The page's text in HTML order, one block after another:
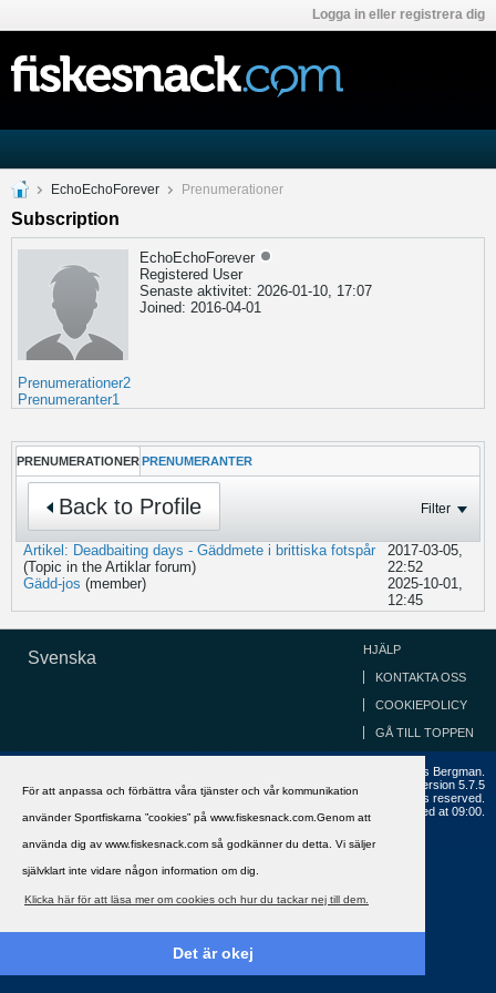
För att anpassa och förbättra våra tjänster och vår kommunikation
använder Sportfiskarna ”cookies” på www.fiskesnack.com.Genom att
använda dig av www.fiskesnack.com så godkänner du detta. Vi säljer
självklart inte vidare någon information om dig.
Klicka här för att läsa mer om cookies och hur du tackar nej till dem.
Det är okej
Logga in eller registrera dig
EchoEchoForever Prenumerationer
Subscription
EchoEchoForever
Registered User
Senaste aktivitet: 2026-01-10, 17:07
Joined: 2016-04-01
Prenumerationer2
Prenumeranter1
PRENUMERATIONER PRENUMERANTER
Back to Profile Filter
Artikel: Deadbaiting days - Gäddmete i brittiska fotspår
(Topic in the Artiklarforum)
2017-03-05,
22:52
Gädd-jos (member)
2025-10-01,
12:45
Svenska HJÄLP
KONTAKTA OSS
COOKIEPOLICY
GÅ TILL TOPPEN
Copyright ©2002 - 2021, FiskeSnack.com. Grundad 2002 av Anders Bergman.
Powered by
Version 5.7.5
Copyright © 2026 MH Sub I, LLC dba vBulletin. All rights reserved.
All times are GMT+1. This page was generated at 09:00.